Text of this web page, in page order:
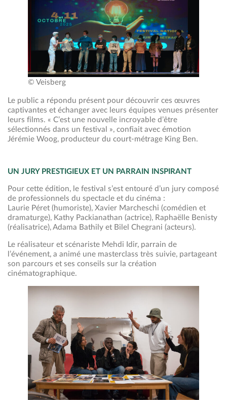
© Veisberg
Le public a répondu présent pour découvrir ces œuvres
captivantes et échanger avec leurs équipes venues présenter
leurs films. « C’est une nouvelle incroyable d’être
sélectionnés dans un festival », confiait avec émotion
Jérémie Woog, producteur du court-métrage King Ben.
UN JURY PRESTIGIEUX ET UN PARRAIN INSPIRANT
Pour cette édition, le festival s’est entouré d’un jury composé
de professionnels du spectacle et du cinéma :
Laurie Péret (humoriste), Xavier Marcheschi (comédien et
dramaturge), Kathy Packianathan (actrice), Raphaëlle Benisty
(réalisatrice), Adama Bathily et Bilel Chegrani (acteurs).
Le réalisateur et scénariste Mehdi Idir, parrain de
l’événement, a animé une masterclass très suivie, partageant
son parcours et ses conseils sur la création
cinématographique.